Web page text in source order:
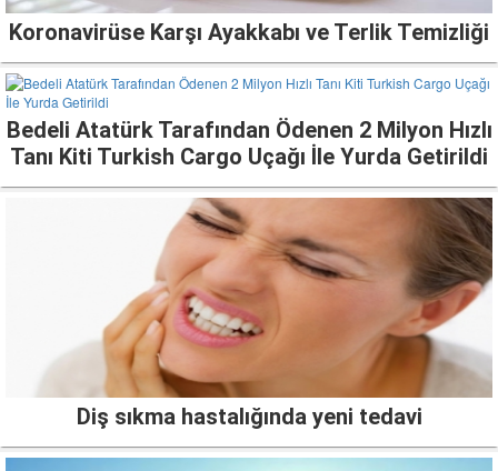
Koronavirüse Karşı Ayakkabı ve Terlik Temizliği
Bedeli Atatürk Tarafından Ödenen 2 Milyon Hızlı
Tanı Kiti Turkish Cargo Uçağı İle Yurda Getirildi
Diş sıkma hastalığında yeni tedavi